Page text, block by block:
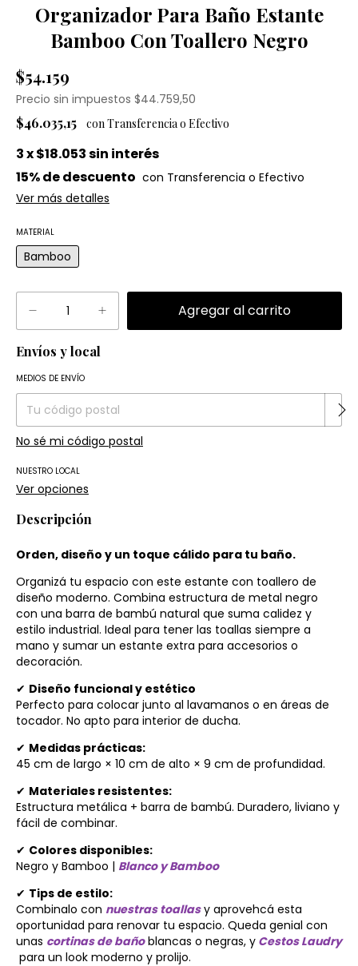
Organizador Para Baño Estante
Bamboo Con Toallero Negro
$54.159
Precio sin impuestos $44.759,50
$46.035,15
3x$18.053sin interés
15% de descuento
Ver más detalles
MATERIAL
Bamboo
Envíos y local
Entregas para el CP:
MEDIOS DE ENVÍO
No sé mi código postal
NUESTRO LOCAL
Ver opciones
Descripción
Orden, diseño y un toque cálido para tu baño.
Organizá tu espacio con este estante con toallero de
diseño moderno. Combina estructura de metal negro
con una barra de bambú natural que suma calidez y
estilo industrial. Ideal para tener las toallas siempre a
mano y sumar un estante extra para accesorios o
decoración.
✔ Diseño funcional y estético
Perfecto para colocar junto al lavamanos o en áreas de
tocador. No apto para interior de ducha.
✔ Medidas prácticas:
45 cm de largo × 10 cm de alto × 9 cm de profundidad.
✔ Materiales resistentes:
Estructura metálica + barra de bambú. Duradero, liviano y
fácil de combinar.
✔ Colores disponibles:
Negro y Bamboo | Blanco y Bamboo
✔ Tips de estilo:
Combinalo con nuestras toallasy aprovehcá esta
oportunidad para renovar tu espacio. Queda genial con
unas cortinas de bañoblancas o negras, y Cestos Laudry
para un look moderno y prolijo.